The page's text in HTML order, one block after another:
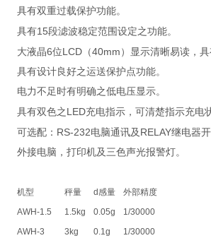
具有双重过载保护功能。
具有15段滤波稳定范围设定之功能。
大液晶6位LCD（40mm ）显示清晰易读，
具有设计良好之运送保护点功能。
电力不足时有明确之低电压显示。
具有双色之 LED充电指示，可清楚指示充电
可选配： RS-232电脑通讯及 RELAY继电器
外接电脑，打印机及三色声光报警灯。
机型 秤量 d感量
外部精度
AWH-1.5
1.5kg 0.05g
1/30000
AWH-3
3kg 0.1g
1/30000